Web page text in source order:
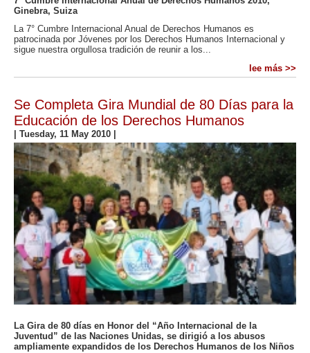
Ginebra, Suiza
La 7° Cumbre Internacional Anual de Derechos Humanos es
patrocinada por Jóvenes por los Derechos Humanos Internacional y
sigue nuestra orgullosa tradición de reunir a los...
lee más >>
Se Completa Gira Mundial de 80 Días para la
Educación de los Derechos Humanos
Tuesday, 11 May 2010
La Gira de 80 días en Honor del “Año Internacional de la
Juventud” de las Naciones Unidas, se dirigió a los abusos
ampliamente expandidos de los Derechos Humanos de los Niños